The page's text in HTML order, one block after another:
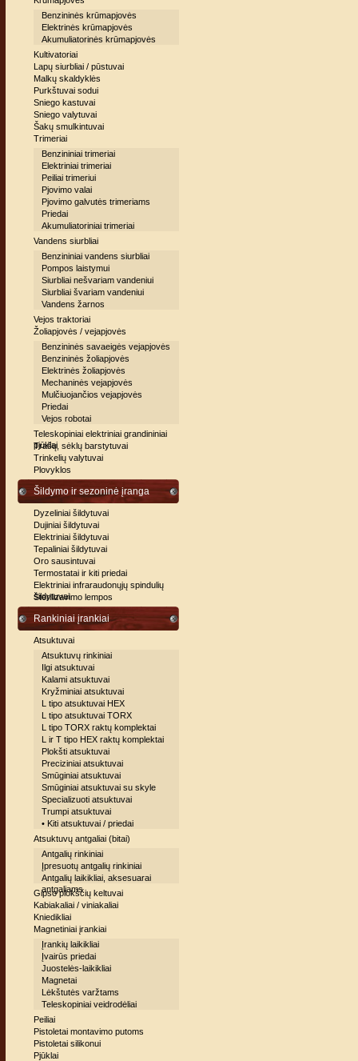
Benzininės krūmapjovės
Elektrinės krūmapjovės
Akumuliatorinės krūmapjovės
Kultivatoriai
Lapų siurbliai / pūstuvai
Malkų skaldyklės
Purkštuvai sodui
Sniego kastuvai
Sniego valytuvai
Šakų smulkintuvai
Trimeriai
Benzininiai trimeriai
Elektriniai trimeriai
Peiliai trimeriui
Pjovimo valai
Pjovimo galvutės trimeriams
Priedai
Akumuliatoriniai trimeriai
Vandens siurbliai
Benzininiai vandens siurbliai
Pompos laistymui
Siurbliai nešvariam vandeniui
Siurbliai švariam vandeniui
Vandens žarnos
Vejos traktoriai
Žoliapjovės / vejapjovės
Benzininės savaeigės vejapjovės
Benzininės žoliapjovės
Elektrinės žoliapjovės
Mechaninės vejapjovės
Mulčiuojančios vejapjovės
Priedai
Vejos robotai
Teleskopiniai elektriniai grandininiai
pjūklai
Trašų, sėklų barstytuvai
Trinkelių valytuvai
Plovyklos
Šildymo ir sezoninė įranga
Dyzeliniai šildytuvai
Dujiniai šildytuvai
Elektriniai šildytuvai
Tepaliniai šildytuvai
Oro sausintuvai
Termostatai ir kiti priedai
Elektriniai infraraudonųjų spindulių
šildytuvai
Sterilizavimo lempos
Rankiniai įrankiai
Atsuktuvai
Atsuktuvų rinkiniai
Ilgi atsuktuvai
Kalami atsuktuvai
Kryžminiai atsuktuvai
L tipo atsuktuvai HEX
L tipo atsuktuvai TORX
L tipo TORX raktų komplektai
L ir T tipo HEX raktų komplektai
Plokšti atsuktuvai
Preciziniai atsuktuvai
Smūginiai atsuktuvai
Smūginiai atsuktuvai su skyle
Specializuoti atsuktuvai
Trumpi atsuktuvai
• Kiti atsuktuvai / priedai
Atsuktuvų antgaliai (bitai)
Antgalių rinkiniai
Įpresuotų antgalių rinkiniai
Antgalių laikikliai, aksesuarai
antgaliams
Gipso plokščių keltuvai
Kabiakaliai / viniakaliai
Kniedikliai
Magnetiniai įrankiai
Įrankių laikikliai
Įvairūs priedai
Juostelės-laikikliai
Magnetai
Lėkštutės varžtams
Teleskopiniai veidrodėliai
Peiliai
Pistoletai montavimo putoms
Pistoletai silikonui
Pjūklai